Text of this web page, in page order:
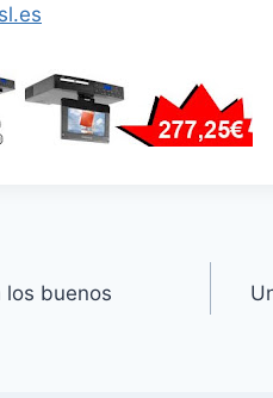
los buenos